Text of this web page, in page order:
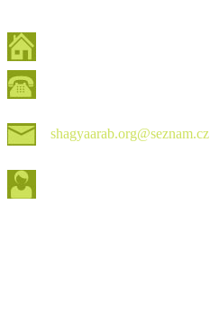
shagyaarab.org@seznam.cz